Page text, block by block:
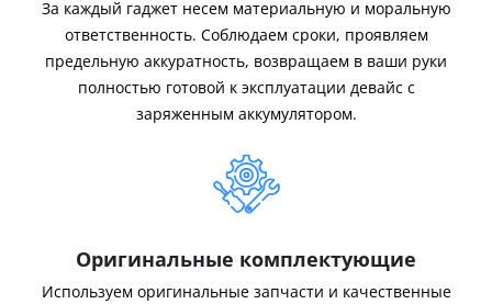
За каждый гаджет несем материальную и моральную
ответственность. Соблюдаем сроки, проявляем
предельную аккуратность, возвращаем в ваши руки
полностью готовой к эксплуатации девайс с
заряженным аккумулятором.
Оригинальные комплектующие
Используем оригинальные запчасти и качественные